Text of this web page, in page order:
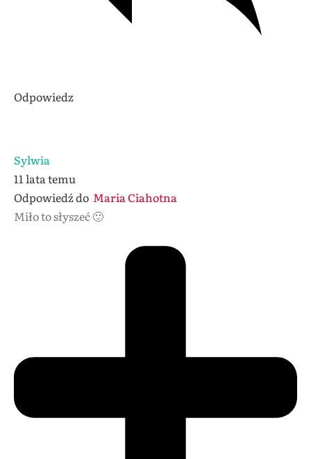
Odpowiedz
Sylwia
11 lata temu
Odpowiedź do Maria Ciahotna
Miło to słyszeć 🙂